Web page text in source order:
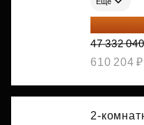
35 025
47 332
610 204 ₽
2-